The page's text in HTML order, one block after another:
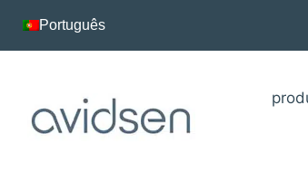
Português